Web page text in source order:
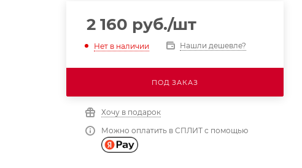
2 160 руб./шт
Нет в наличии Нашли дешевле?
ПОД ЗАКАЗ
Хочу в подарок
Можно оплатить в СПЛИТ с помощью